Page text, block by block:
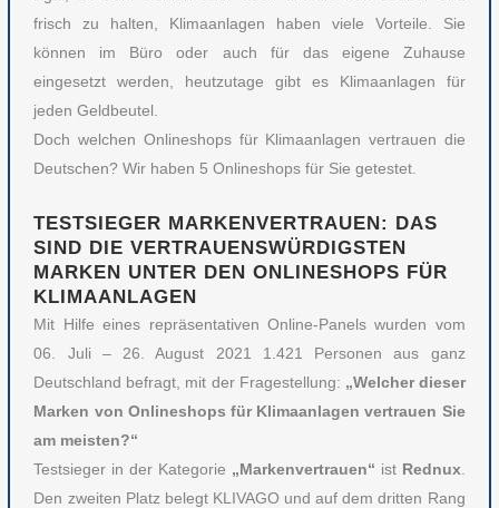
frisch zu halten, Klimaanlagen haben viele Vorteile. Sie
können im Büro oder auch für das eigene Zuhause
eingesetzt werden, heutzutage gibt es Klimaanlagen für
jeden Geldbeutel.
Doch welchen Onlineshops für Klimaanlagen vertrauen die
Deutschen? Wir haben 5 Onlineshops für Sie getestet.
TESTSIEGER MARKENVERTRAUEN: DAS
SIND DIE VERTRAUENSWÜRDIGSTEN
MARKEN UNTER DEN ONLINESHOPS FÜR
KLIMAANLAGEN
Mit Hilfe eines repräsentativen Online-Panels wurden vom
06. Juli – 26. August 2021 1.421 Personen aus ganz
Deutschland befragt, mit der Fragestellung: „Welcher dieser
Marken von Onlineshops für Klimaanlagen vertrauen Sie
am meisten?“
Testsieger in der Kategorie „Markenvertrauen“ ist Rednux
Den zweiten Platz belegt KLIVAGO und auf dem dritten Rang